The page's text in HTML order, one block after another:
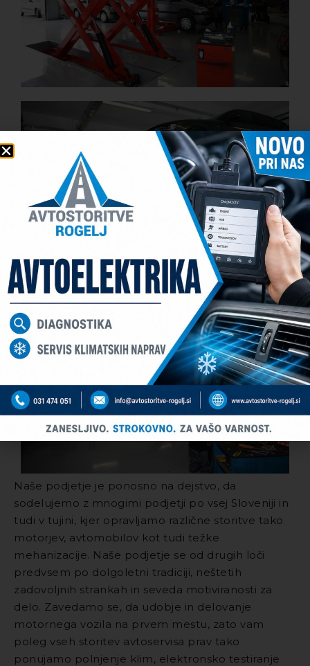
Naše podjetje je ponosno na dejstvo, da
sodelujemo z mnogimi podjetji po vsej Sloveniji in
tudi v tujini, kjer opravljamo različne storitve tako
motorjev, avtomobilov kot tudi težke
mehanizacije. Naše podjetje se od drugih loči
predvsem po dolgoletni tradiciji, neštetih
zadovoljnih strankah in seveda motiviranosti za
delo. Zavedamo se, da udobje in delovanje
motornega vozila na prvem mestu, zato vam
poleg vseh storitev avtoservisa prav tako
ponujamo polnjenje klim, elektronsko testiranje